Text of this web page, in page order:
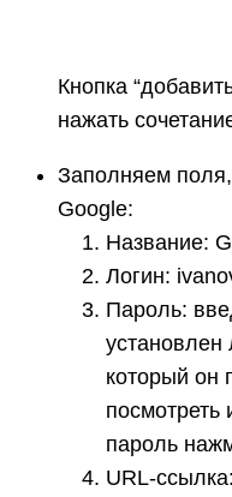
Кнопка
нажать
Заполняем
Google:
Название:
Логин:
Пароль:
установлен
который он
посмотреть
пароль
URL-